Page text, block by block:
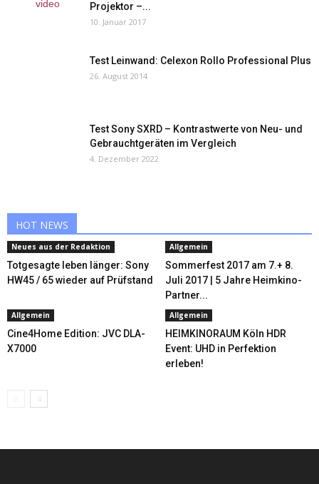
Projektor –...
10. Januar 2017
Test Leinwand: Celexon Rollo Professional Plus
26. August 2014
Test Sony SXRD – Kontrastwerte von Neu- und
Gebrauchtgeräten im Vergleich
4. Dezember 2022
HOT NEWS
Neues aus der Redaktion
Totgesagte leben länger: Sony
HW45 / 65 wieder auf Prüfstand
Allgemein
Sommerfest 2017 am 7.+ 8.
Juli 2017 | 5 Jahre Heimkino-
Partner...
Allgemein
Cine4Home Edition: JVC DLA-
X7000
Allgemein
HEIMKINORAUM Köln HDR
Event: UHD in Perfektion
erleben!